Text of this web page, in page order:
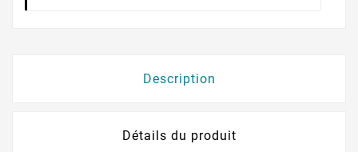
Description
Détails du produit